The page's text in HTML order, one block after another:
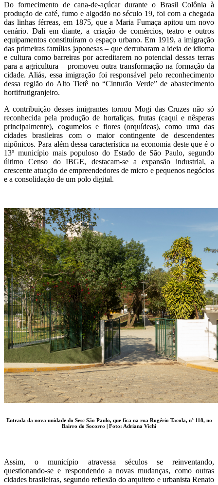
Do fornecimento de cana-de-açúcar durante o Brasil Colônia à
produção de café, fumo e algodão no século 19, foi com a chegada
das linhas férreas, em 1875, que a Maria Fumaça apitou um novo
cenário. Dali em diante, a criação de comércios, teatro e outros
equipamentos constituíram o espaço urbano. Em 1919, a imigração
das primeiras famílias japonesas – que derrubaram a ideia de idioma
e cultura como barreiras por acreditarem no potencial dessas terras
para a agricultura – promoveu outra transformação na formação da
cidade. Aliás, essa imigração foi responsável pelo reconhecimento
dessa região do Alto Tietê no “Cinturão Verde” de abastecimento
hortifrutigranjeiro.
A contribuição desses imigrantes tornou Mogi das Cruzes não só
reconhecida pela produção de hortaliças, frutas (caqui e nêsperas
principalmente), cogumelos e flores (orquídeas), como uma das
cidades brasileiras com o maior contingente de descendentes
nipônicos. Para além dessa característica na economia deste que é o
13º município mais populoso do Estado de São Paulo, segundo
último Censo do IBGE, destacam-se a expansão industrial, a
crescente atuação de empreendedores de micro e pequenos negócios
e a consolidação de um polo digital.
Entrada da nova unidade do Sesc São Paulo, que fica na rua Rogério Tacola, nº 118, no
Bairro do Socorro | Foto: Adriana Vichi
Assim, o município atravessa séculos se reinventando,
questionando-se e respondendo a novas mudanças, como outras
cidades brasileiras, segundo reflexão do arquiteto e urbanista Renato